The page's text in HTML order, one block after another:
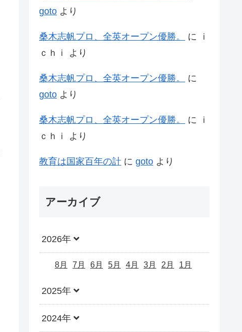
goto より
桑木志帆プロ、全英オープン優勝。 に
ｉ
ｃｈｉ
より
桑木志帆プロ、全英オープン優勝。
に
goto より
桑木志帆プロ、全英オープン優勝。 に
ｉ
ｃｈｉ
より
教育は国家百年の計 に goto より
アーカイブ
2026年
8月 7月 6月 5月 4月 3月 2月 1月
2025年
2024年